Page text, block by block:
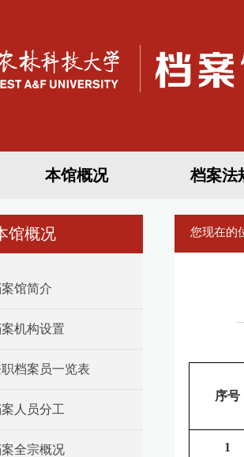
本馆概况 档案法
馆概况
馆简介
机构设置
档案员一览表
人员分工
全宗概况
您现在的
序号
1